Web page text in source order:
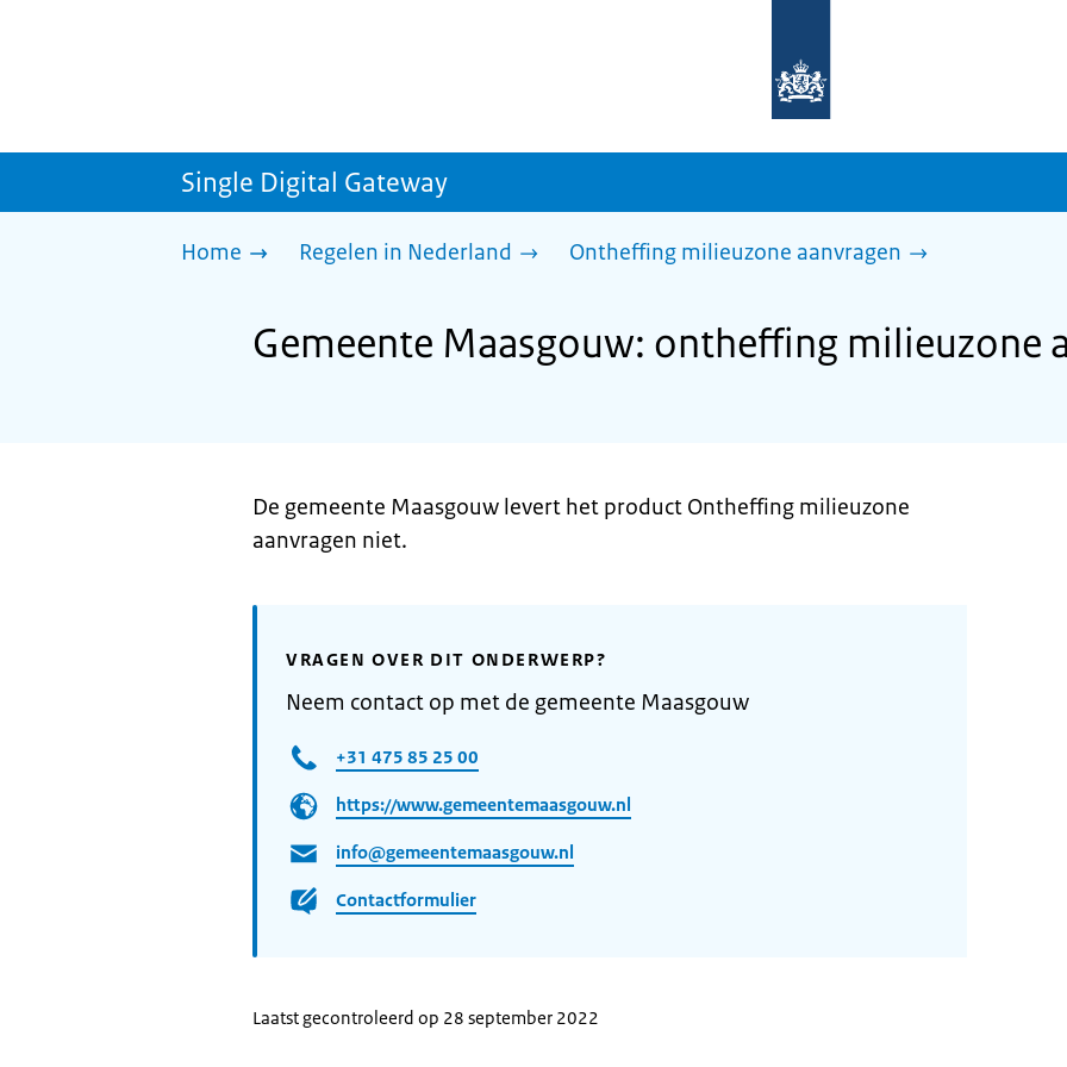
homepage
sdg.rijksoverheid.nl
Single Digital Gateway
Home Regelen in Nederland Ontheffing milieuzone aanvragen
Gemeente Maasgouw: ontheffing milieuzone
De gemeente Maasgouw levert het product Ontheffing milieuzone
aanvragen niet.
VRAGEN OVER DIT ONDERWERP?
Neem contact op met de gemeente Maasgouw
+31 475 85 25 00
https://www.gemeentemaasgouw.nl
info@gemeentemaasgouw.nl
Contactformulier
Laatst gecontroleerd op 28 september 2022